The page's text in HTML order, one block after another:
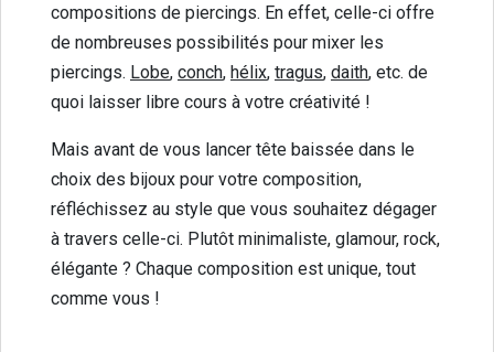
compositions de piercings. En effet, celle-ci offre
de nombreuses possibilités pour mixer les
piercings. Lobe, conch, hélix, tragus, daith, etc. de
quoi laisser libre cours à votre créativité !
Mais avant de vous lancer tête baissée dans le
choix des bijoux pour votre composition,
réfléchissez au style que vous souhaitez dégager
à travers celle-ci. Plutôt minimaliste, glamour, rock,
élégante ? Chaque composition est unique, tout
comme vous !